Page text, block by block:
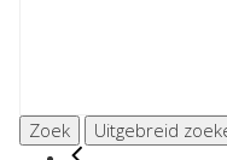
Zoek
Uitgebreid